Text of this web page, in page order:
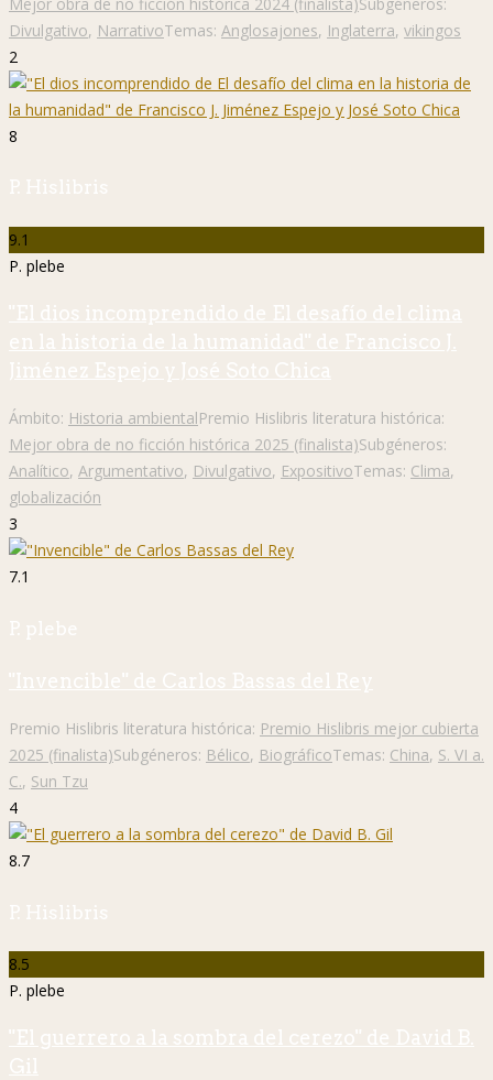
Divulgativo, NarrativoTemas: Anglosajones, Inglaterra, vikingos
2
8
P. Hislibris
9.1
P. plebe
"El dios incomprendido de El desafío del clima
en la historia de la humanidad" de Francisco J.
Jiménez Espejo y José Soto Chica
Ámbito: Historia ambientalPremio Hislibris literatura histórica:
Mejor obra de no ficción histórica 2025 (finalista)Subgéneros:
Analítico, Argumentativo, Divulgativo, ExpositivoTemas: Clima,
globalización
3
7.1
P. plebe
"Invencible" de Carlos Bassas del Rey
Premio Hislibris literatura histórica: Premio Hislibris mejor cubierta
2025 (finalista)Subgéneros: Bélico, BiográficoTemas: China, S. VI a.
C., Sun Tzu
4
8.7
P. Hislibris
8.5
P. plebe
"El guerrero a la sombra del cerezo" de David B.
Gil